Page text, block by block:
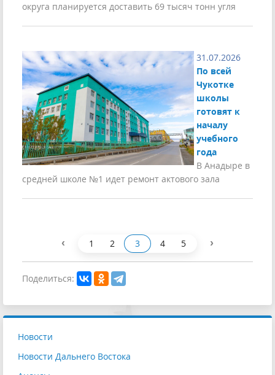
округа планируется доставить 69 тысяч тонн угля
31.07.2026
По всей
Чукотке
школы
готовят к
началу
учебного
года
В Анадыре в
средней школе №1 идет ремонт актового зала
‹ 1 2 3 4 5 ›
Поделиться:
Новости
Новости Дальнего Востока